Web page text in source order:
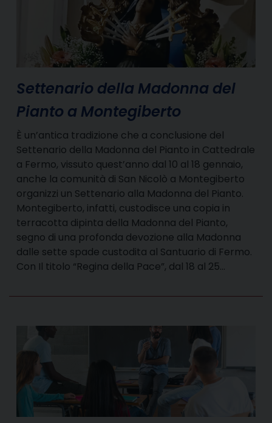
Settenario della Madonna del
Pianto a Montegiberto
È un’antica tradizione che a conclusione del
Settenario della Madonna del Pianto in Cattedrale
a Fermo, vissuto quest’anno dal 10 al 18 gennaio,
anche la comunità di San Nicolò a Montegiberto
organizzi un Settenario alla Madonna del Pianto.
Montegiberto, infatti, custodisce una copia in
terracotta dipinta della Madonna del Pianto,
segno di una profonda devozione alla Madonna
dalle sette spade custodita al Santuario di Fermo.
Con Il titolo “Regina della Pace”, dal 18 al 25…